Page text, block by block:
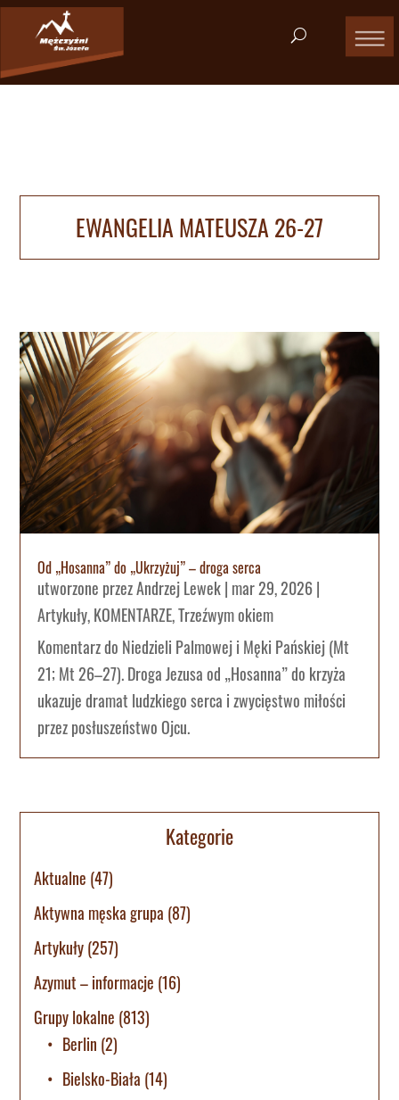
EWANGELIA MATEUSZA 26-27
Od „Hosanna” do „Ukrzyżuj” – droga serca
utworzone przezAndrzej Lewek| mar 29, 2026|
Artykuły,KOMENTARZE,Trzeźwym okiem
Komentarz do Niedzieli Palmowej i Męki Pańskiej (Mt
21; Mt 26–27). Droga Jezusa od „Hosanna” do krzyża
ukazuje dramat ludzkiego serca i zwycięstwo miłości
przez posłuszeństwo Ojcu.
Kategorie
Aktualne (47)
Aktywna męska grupa (87)
Artykuły(257)
Azymut – informacje (16)
Grupy lokalne (813)
Berlin (2)
Bielsko-Biała (14)